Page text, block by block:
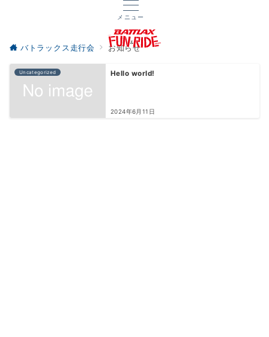
メニュー
バトラックス走行会 お知らせ
Uncategorized Hello world!
2024年6月11日